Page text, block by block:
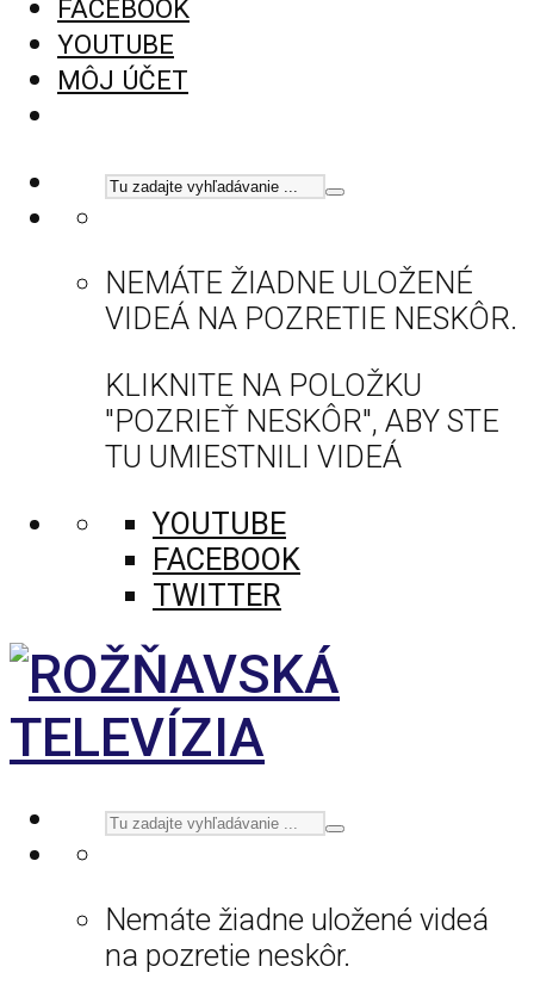
FACEBOOK
YOUTUBE
MÔJ ÚČET
NEMÁTE ŽIADNE ULOŽENÉ
VIDEÁ NA POZRETIE NESKÔR.
KLIKNITE NA POLOŽKU
"POZRIEŤ NESKÔR", ABY STE
TU UMIESTNILI VIDEÁ
YOUTUBE
FACEBOOK
TWITTER
Nemáte žiadne uložené videá
na pozretie neskôr.